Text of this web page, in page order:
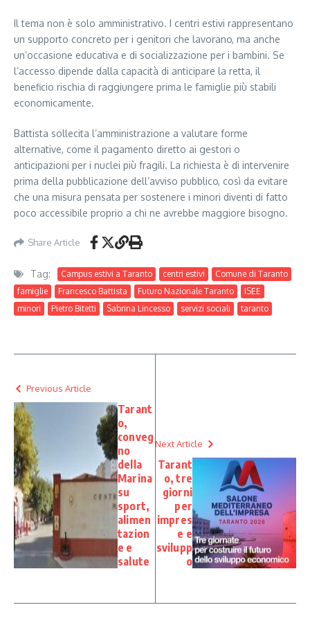
Il tema non è solo amministrativo. I centri estivi rappresentano
un supporto concreto per i genitori che lavorano, ma anche
un’occasione educativa e di socializzazione per i bambini. Se
l’accesso dipende dalla capacità di anticipare la retta, il
beneficio rischia di raggiungere prima le famiglie più stabili
economicamente.
Battista sollecita l’amministrazione a valutare forme
alternative, come il pagamento diretto ai gestori o
anticipazioni per i nuclei più fragili. La richiesta è di intervenire
prima della pubblicazione dell’avviso pubblico, così da evitare
che una misura pensata per sostenere i minori diventi di fatto
poco accessibile proprio a chi ne avrebbe maggiore bisogno.
Share Article
Tag: Campus estivi a Taranto centri estivi
Comune di Taranto
famiglie
Francesco Battista Futuro Nazionale Taranto
ISEE
minori
Pietro Bitetti Sabrina Lincesso servizi sociali taranto
Previous Article
Tarant
o,
conveg
no
della
Marina
su
sport,
alimen
tazion
e e
salute
Next Article
Tarant
o, tre
giorni
per
impres
e e
svilupp
o